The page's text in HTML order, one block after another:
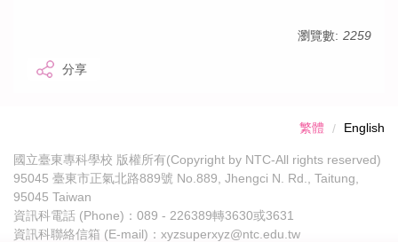
瀏覽數: 2259
分享
繁體 English
國立臺東專科學校 版權所有(Copyright by NTC-All rights reserved)
95045 臺東市正氣北路889號 No.889, Jhengci N. Rd., Taitung,
95045 Taiwan
資訊科電話 (Phone)：089 - 226389轉3630或3631
資訊科聯絡信箱 (E-mail)：xyzsuperxyz@ntc.edu.tw